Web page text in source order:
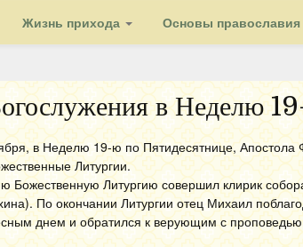
Жизнь прихода Основы православия
в Неделю
в Неделю 19-ю по Пятидесятнице,
Литургии.
Божественную Литургию совершил клирик
По окончании Литургии отец Михаил
днем и обратился к верующим с